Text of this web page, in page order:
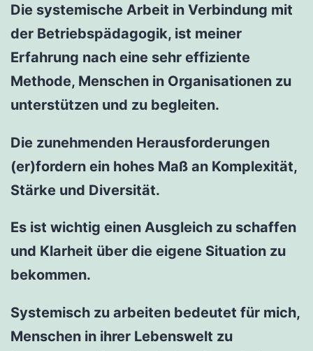
Die systemische Arbeit in Verbindung mit
der Betriebspädagogik, ist meiner
Erfahrung nach eine sehr effiziente
Methode, Menschen in Organisationen zu
unterstützen und zu begleiten.
Die zunehmenden Herausforderungen
(er)fordern ein hohes Maß an Komplexität,
Stärke und Diversität.
Es ist wichtig einen Ausgleich zu schaffen
und Klarheit über die eigene Situation zu
bekommen.
Systemisch zu arbeiten bedeutet für mich,
Menschen in ihrer Lebenswelt zu